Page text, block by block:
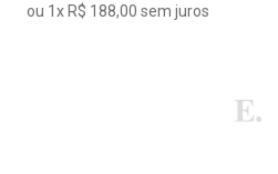
ou 1x R$ 188,00 sem juros